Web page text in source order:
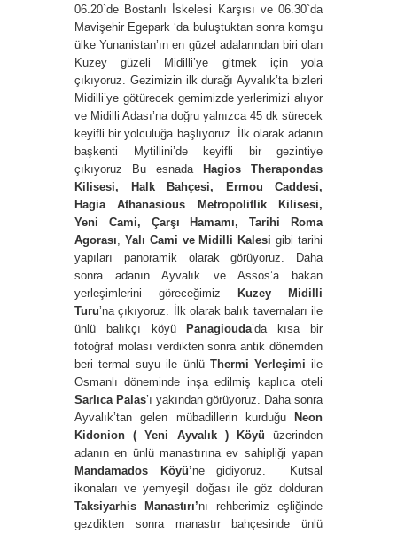
06.20`de Bostanlı İskelesi Karşısı ve 06.30`da
Mavişehir Egepark ‘da buluştuktan sonra komşu
ülke Yunanistan’ın en güzel adalarından biri olan
Kuzey güzeli Midilli’ye gitmek için yola
çıkıyoruz. Gezimizin ilk durağı Ayvalık’ta bizleri
Midilli’ye götürecek gemimizde yerlerimizi alıyor
ve Midilli Adası’na doğru yalnızca 45 dk sürecek
keyifli bir yolculuğa başlıyoruz. İlk olarak adanın
başkenti Mytillini’de keyifli bir gezintiye
çıkıyoruz Bu esnada
Hagios Therapondas
Kilisesi, Halk Bahçesi, Ermou Caddesi,
Hagia Athanasious Metropolitlik Kilisesi,
Yeni Cami, Çarşı Hamamı, Tarihi Roma
Agorası, Yalı Cami ve Midilli Kalesi gibi tarihi
yapıları panoramik olarak görüyoruz. Daha
sonra adanın Ayvalık ve Assos’a bakan
yerleşimlerini göreceğimiz
Kuzey Midilli
Turu’na çıkıyoruz. İlk olarak balık tavernaları ile
ünlü balıkçı köyü
Panagiouda’da kısa bir
fotoğraf molası verdikten sonra antik dönemden
beri termal suyu ile ünlü Thermi Yerleşimi ile
Osmanlı döneminde inşa edilmiş kaplıca oteli
Sarlıca Palas’ı yakından görüyoruz. Daha sonra
Ayvalık’tan gelen mübadillerin kurduğu
Neon
Kidonion ( Yeni Ayvalık )
Köyü üzerinden
adanın en ünlü manastırına ev sahipliği yapan
Mandamados Köyü’ne gidiyoruz. Kutsal
ikonaları ve yemyeşil doğası ile göz dolduran
Taksiyarhis Manastırı’nı rehberimiz eşliğinde
gezdikten sonra manastır bahçesinde ünlü